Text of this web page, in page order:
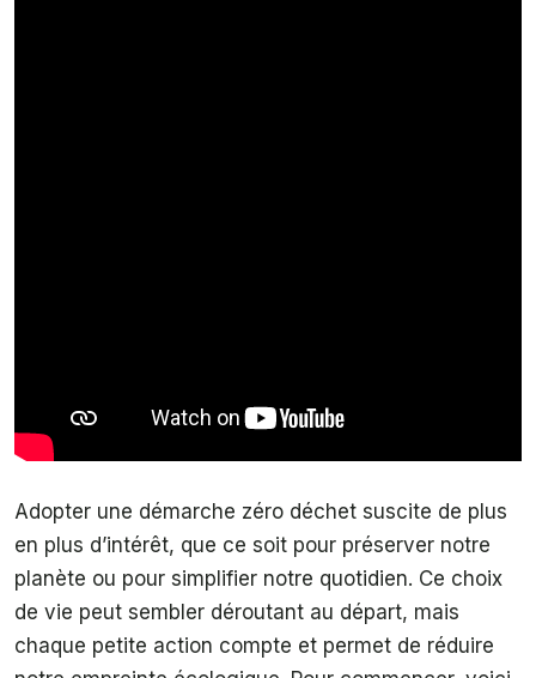
Adopter une démarche zéro déchet suscite de plus
en plus d’intérêt, que ce soit pour préserver notre
planète ou pour simplifier notre quotidien. Ce choix
de vie peut sembler déroutant au départ, mais
chaque petite action compte et permet de réduire